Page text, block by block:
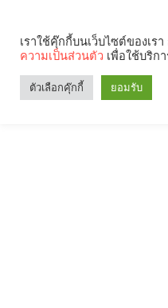
เราใช้คุ๊กกี้บนเว็บไซต์ของเ
ความเป็นส่วนตัว เพื่อใช้บริก
ตัวเลือกคุ๊กกี้ ยอมรับ